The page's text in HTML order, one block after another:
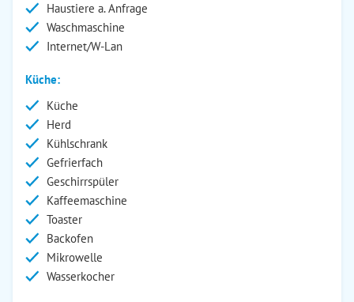
Haustiere a. Anfrage
Waschmaschine
Internet/W-Lan
Küche:
Küche
Herd
Kühlschrank
Gefrierfach
Geschirrspüler
Kaffeemaschine
Toaster
Backofen
Mikrowelle
Wasserkocher